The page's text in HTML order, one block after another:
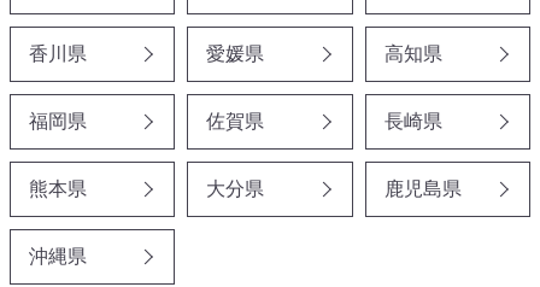
香川県 愛媛県 高知県
福岡県 佐賀県 長崎県
熊本県 大分県 鹿児島県
沖縄県